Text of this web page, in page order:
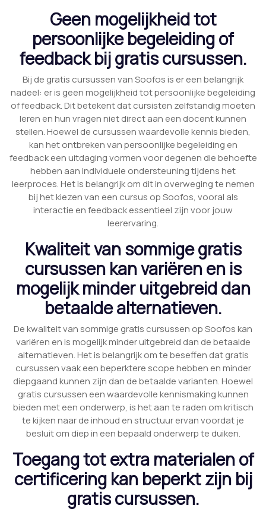
Geen mogelijkheid tot
persoonlijke begeleiding of
feedback bij gratis cursussen.
Bij de gratis cursussen van Soofos is er een belangrijk
nadeel: er is geen mogelijkheid tot persoonlijke begeleiding
of feedback. Dit betekent dat cursisten zelfstandig moeten
leren en hun vragen niet direct aan een docent kunnen
stellen. Hoewel de cursussen waardevolle kennis bieden,
kan het ontbreken van persoonlijke begeleiding en
feedback een uitdaging vormen voor degenen die behoefte
hebben aan individuele ondersteuning tijdens het
leerproces. Het is belangrijk om dit in overweging te nemen
bij het kiezen van een cursus op Soofos, vooral als
interactie en feedback essentieel zijn voor jouw
leerervaring.
Kwaliteit van sommige gratis
cursussen kan variëren en is
mogelijk minder uitgebreid dan
betaalde alternatieven.
De kwaliteit van sommige gratis cursussen op Soofos kan
variëren en is mogelijk minder uitgebreid dan de betaalde
alternatieven. Het is belangrijk om te beseffen dat gratis
cursussen vaak een beperktere scope hebben en minder
diepgaand kunnen zijn dan de betaalde varianten. Hoewel
gratis cursussen een waardevolle kennismaking kunnen
bieden met een onderwerp, is het aan te raden om kritisch
te kijken naar de inhoud en structuur ervan voordat je
besluit om diep in een bepaald onderwerp te duiken.
Toegang tot extra materialen of
certificering kan beperkt zijn bij
gratis cursussen.